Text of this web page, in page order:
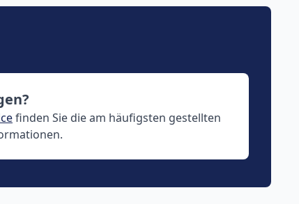
finden Sie die am häufigsten gestellten